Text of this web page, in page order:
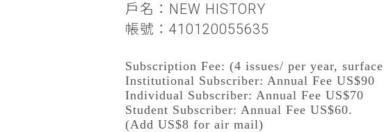
戶名：NEW HISTORY
帳號：410120055635
Subscription Fee: (4 issues/ per year,
Institutional Subscriber: Annual Fee US$90
Individual Subscriber: Annual Fee US$70
Student Subscriber: Annual Fee US$60.
(Add US$8 for air mail)